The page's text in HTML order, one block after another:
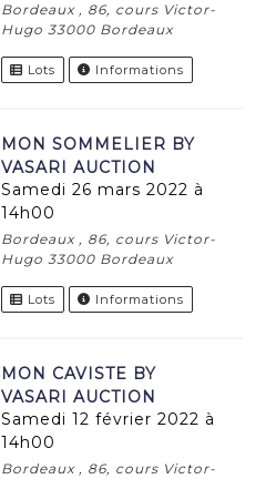
Bordeaux , 86, cours Victor-
Hugo 33000 Bordeaux
Lots Informations
MON SOMMELIER BY
VASARI AUCTION
samedi 26 mars 2022 à
14h00
Bordeaux , 86, cours Victor-
Hugo 33000 Bordeaux
Lots Informations
MON CAVISTE BY
VASARI AUCTION
samedi 12 février 2022 à
14h00
Bordeaux , 86, cours Victor-